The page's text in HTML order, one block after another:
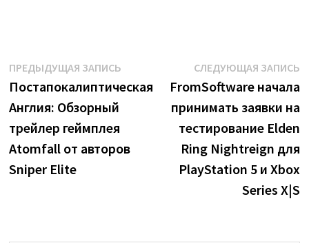
Навигация
по
записям
ПРЕДЫДУЩАЯ ЗАПИСЬПредыдущая
запись:
Постапокалиптическая
Англия: Обзорный
трейлер геймплея
Atomfall от авторов
Sniper Elite
СЛЕДУЮЩАЯ ЗАПИСЬ
FromSoftware начала
принимать заявки на
тестирование Elden
Ring Nightreign для
PlayStation 5 и Xbox
Series X|S